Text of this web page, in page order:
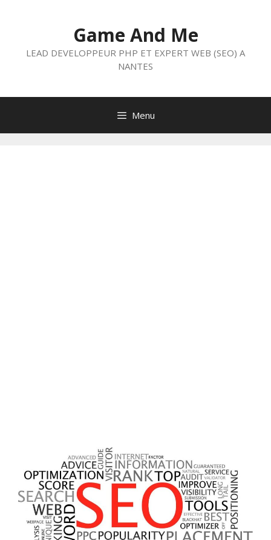
Game And Me
LEAD DEVELOPPEUR PHP ET EXPERT WEB (SEO) A
NANTES
Menu